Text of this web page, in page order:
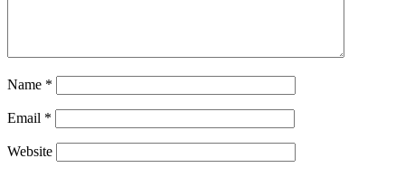
Name *
Email *
Website